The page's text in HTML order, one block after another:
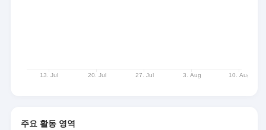
주요 활동 영역